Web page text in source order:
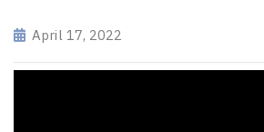
April 17, 2022